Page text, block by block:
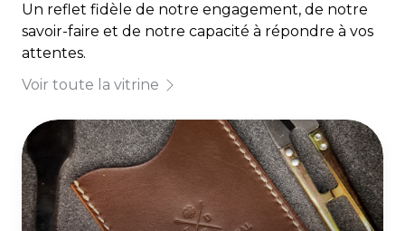
Un reflet fidèle de notre engagement, de notre
savoir-faire et de notre capacité à répondre à vos
attentes.
Voir toute la vitrine